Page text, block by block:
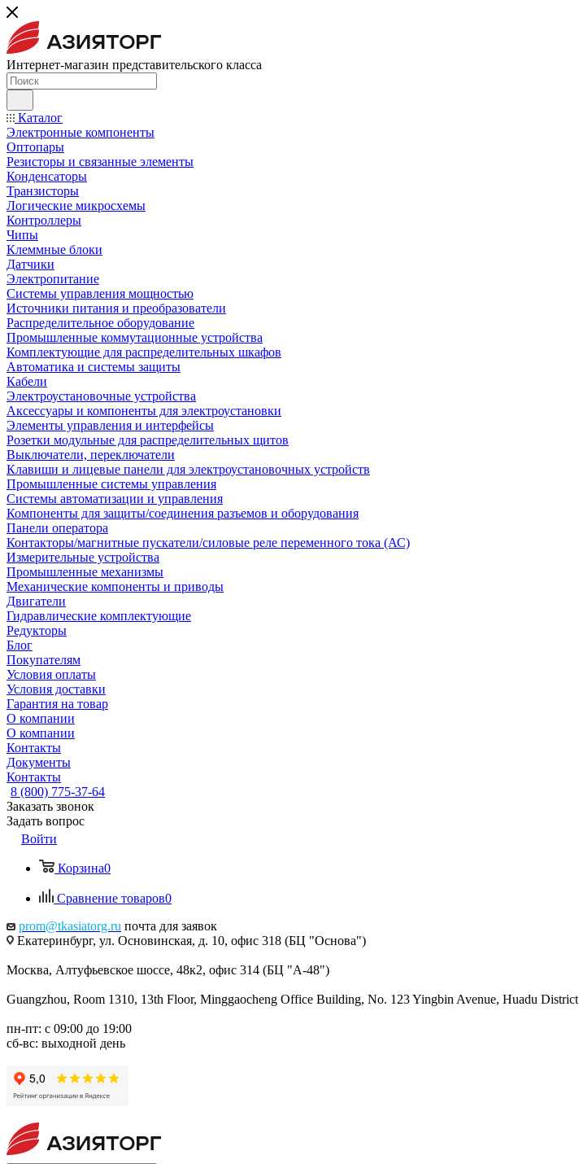
Интернет-магазин представительского класса
Каталог
Электронные компоненты
Оптопары
Резисторы и связанные элементы
Конденсаторы
Транзисторы
Логические микросхемы
Контроллеры
Чипы
Клеммные блоки
Датчики
Электропитание
Системы управления мощностью
Источники питания и преобразователи
Распределительное оборудование
Промышленные коммутационные устройства
Комплектующие для распределительных шкафов
Автоматика и системы защиты
Кабели
Электроустановочные устройства
Аксессуары и компоненты для электроустановки
Элементы управления и интерфейсы
Розетки модульные для распределительных щитов
Выключатели, переключатели
Клавиши и лицевые панели для электроустановочных устройств
Промышленные системы управления
Системы автоматизации и управления
Компоненты для защиты/соединения разъемов и оборудования
Панели оператора
Контакторы/магнитные пускатели/силовые реле переменного тока (АС)
Измерительные устройства
Промышленные механизмы
Механические компоненты и приводы
Двигатели
Гидравлические комплектующие
Редукторы
Блог
Покупателям
Условия оплаты
Условия доставки
Гарантия на товар
О компании
О компании
Контакты
Документы
Контакты
8 (800) 775-37-64
Заказать звонок
Задать вопрос
Войти
Корзина0
Сравнение товаров0
prom@tkasiatorg.ru почта для заявок
Екатеринбург, ул. Основинская, д. 10, офис 318 (БЦ "Основа")
Москва, Алтуфьевское шоссе, 48к2, офис 314 (БЦ "А-48")
Guangzhou, Room 1310, 13th Floor, Minggaocheng Office Building, No. 123 Yingbin Avenue, Huadu District
пн-пт: с 09:00 до 19:00
сб-вс: выходной день